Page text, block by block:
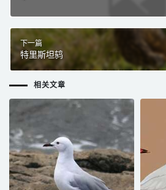
下一篇
特里斯坦鸫
相关文章